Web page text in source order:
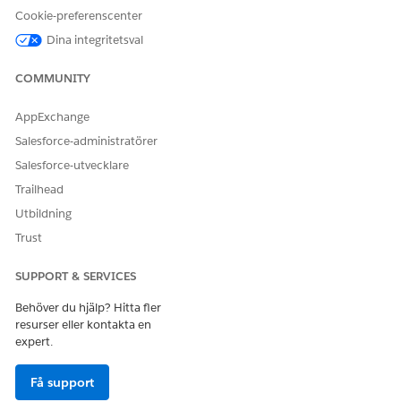
Cookie-preferenscenter
Dina integritetsval
COMMUNITY
AppExchange
Salesforce-administratörer
Salesforce-utvecklare
Trailhead
Utbildning
Trust
SUPPORT & SERVICES
Behöver du hjälp? Hitta fler
resurser eller kontakta en
expert.
Få support